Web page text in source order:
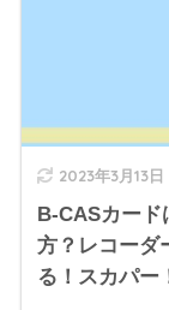
2023年3月13日
B-CASカード
方？レコーダ
る！スカパー